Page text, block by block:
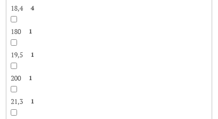
18,4 4
180 1
19,5 1
200 1
21,3 1